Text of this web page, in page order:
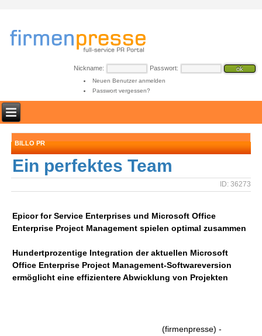
Nickname: Passwort:
Neuen Benutzer anmelden
Passwort vergessen?
BILLO PR
Ein perfektes Team
ID: 36273
Epicor for Service Enterprises und Microsoft Office
Enterprise Project Management spielen optimal zusammen
Hundertprozentige Integration der aktuellen Microsoft
Office Enterprise Project Management-Softwareversion
ermöglicht eine effizientere Abwicklung von Projekten
(firmenpresse) -